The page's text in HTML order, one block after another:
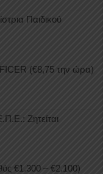
Παιδικού
(€8,75 την ώρα)
Ζητείται
€1.300 – €2.100)